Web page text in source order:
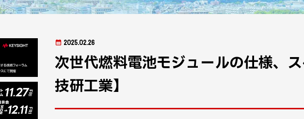
2025.02.26
次世代燃料電池モジュールの仕様、
技研工業】